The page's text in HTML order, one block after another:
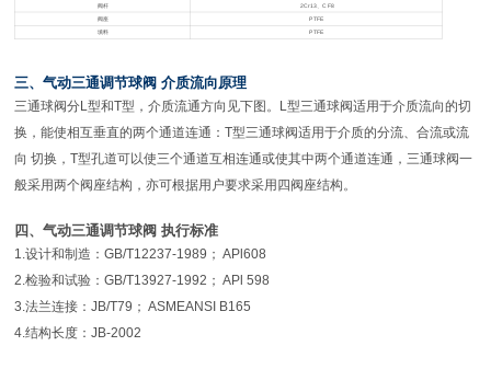
阀杆
2Cr13 、CF8
阀座
PTFE
填料 PTFE
三、气动三通调节球阀 介质流向原理
三通球阀分L型和T型，介质流通方向见下图。L型三通球阀适用于介质流向的切
换，能使相互垂直的两个通道连通：T型三通球阀适用于介质的分流、合流或流
向 切换，T型孔道可以使三个通道互相连通或使其中两个通道连通，三通球阀一
般采用两个阀座结构，亦可根据用户要求采用四阀座结构。
四、气动三通调节球阀 执行标准
1.设计和制造：GB/T12237-1989； APl608
2.检验和试验：GB/T13927-1992； APl 598
3.法兰连接：JB/T79； ASMEANSI B165
4.结构长度：JB-2002